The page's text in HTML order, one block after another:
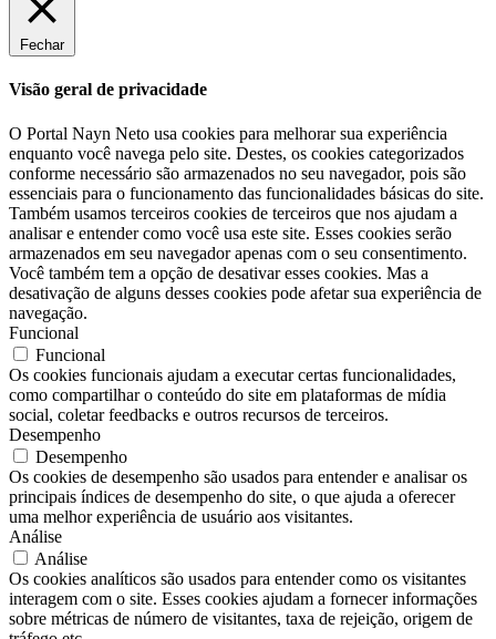
Fechar
Visão geral de privacidade
O Portal Nayn Neto usa cookies para melhorar sua experiência
enquanto você navega pelo site. Destes, os cookies categorizados
conforme necessário são armazenados no seu navegador, pois são
essenciais para o funcionamento das funcionalidades básicas do site.
Também usamos terceiros cookies de terceiros que nos ajudam a
analisar e entender como você usa este site. Esses cookies serão
armazenados em seu navegador apenas com o seu consentimento.
Você também tem a opção de desativar esses cookies. Mas a
desativação de alguns desses cookies pode afetar sua experiência de
navegação.
Funcional
Funcional
Os cookies funcionais ajudam a executar certas funcionalidades,
como compartilhar o conteúdo do site em plataformas de mídia
social, coletar feedbacks e outros recursos de terceiros.
Desempenho
Desempenho
Os cookies de desempenho são usados ​​para entender e analisar os
principais índices de desempenho do site, o que ajuda a oferecer
uma melhor experiência de usuário aos visitantes.
Análise
Análise
Os cookies analíticos são usados ​​para entender como os visitantes
interagem com o site. Esses cookies ajudam a fornecer informações
sobre métricas de número de visitantes, taxa de rejeição, origem de